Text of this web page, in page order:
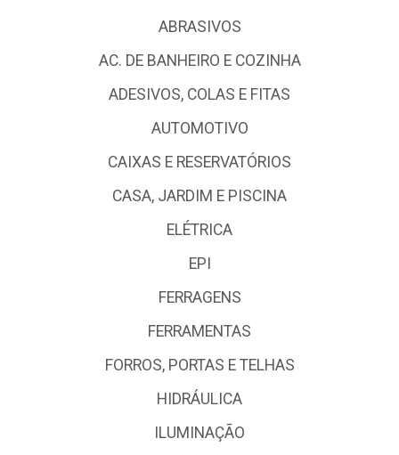
ABRASIVOS
AC. DE BANHEIRO E COZINHA
ADESIVOS, COLAS E FITAS
AUTOMOTIVO
CAIXAS E RESERVATÓRIOS
CASA, JARDIM E PISCINA
ELÉTRICA
EPI
FERRAGENS
FERRAMENTAS
FORROS, PORTAS E TELHAS
HIDRÁULICA
ILUMINAÇÃO